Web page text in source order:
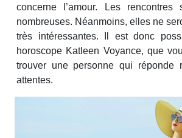
concerne l’amour. Les rencontres
nombreuses. Néanmoins, elles ne
très intéressantes. Il est donc
horoscope Katleen Voyance, que
trouver une personne qui réponde
attentes.